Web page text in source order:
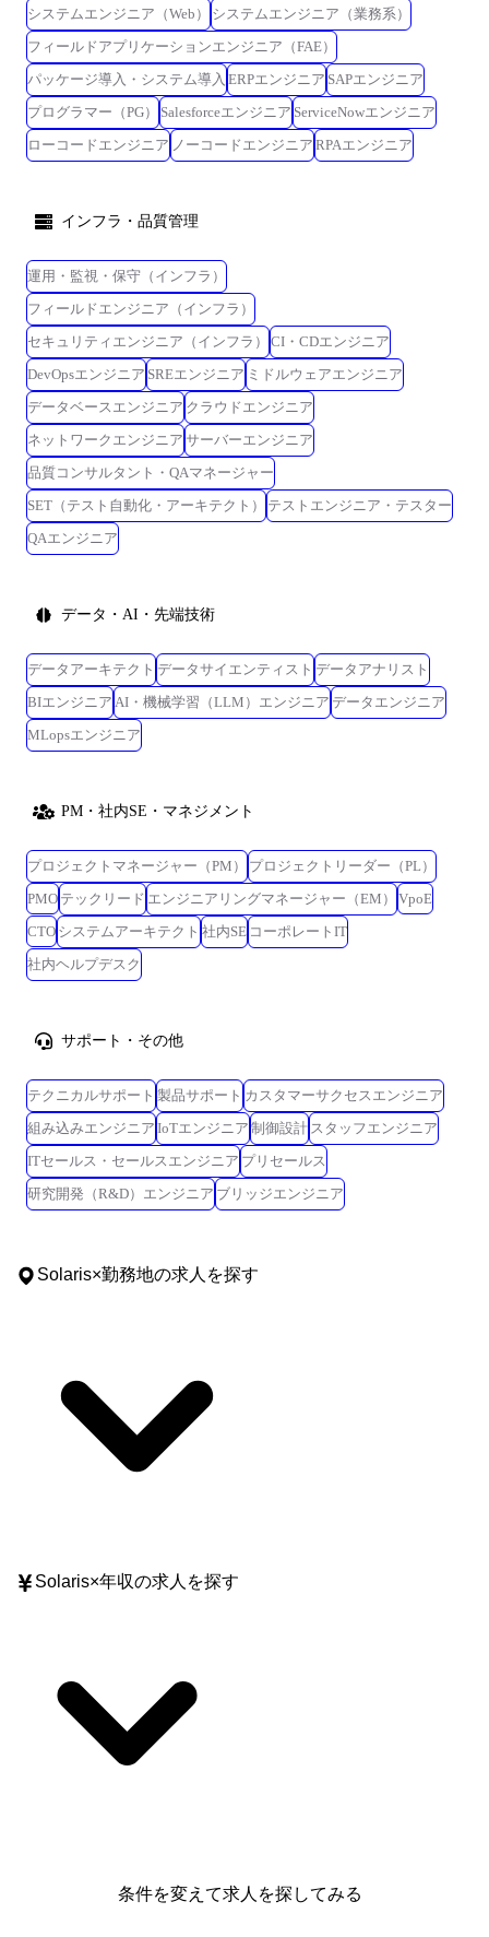
会社の定める場所(※) (※)業務の性質等に応じリモートワークを認める場
合は、リモートワークを行う場所(自宅等)を含む。
システムエンジニア（Web）
システムエンジニア（業務系）
フィールドアプリケーションエンジニア（FAE）
パッケージ導入・システム導入 ERPエンジニア SAPエンジニア
プログラマー（PG）
Salesforceエンジニア ServiceNowエンジニア
ローコードエンジニア ノーコードエンジニア RPAエンジニア
インフラ・品質管理
運用・監視・保守（インフラ）
フィールドエンジニア（インフラ）
セキュリティエンジニア（インフラ）
CI・CDエンジニア
DevOpsエンジニア SREエンジニア ミドルウェアエンジニア
データベースエンジニア クラウドエンジニア
ネットワークエンジニア サーバーエンジニア
品質コンサルタント・QAマネージャー
SET（テスト自動化・アーキテクト）
テストエンジニア・テスター
QAエンジニア
データ・AI・先端技術
データアーキテクト データサイエンティスト データアナリスト
BIエンジニア AI・機械学習（LLM）エンジニア データエンジニア
MLopsエンジニア
PM・社内SE・マネジメント
プロジェクトマネージャー（PM）
プロジェクトリーダー（PL）
PMO テックリード エンジニアリングマネージャー（EM）
VpoE
CTO システムアーキテクト 社内SE コーポレートIT
社内ヘルプデスク
サポート・その他
テクニカルサポート 製品サポート カスタマーサクセスエンジニア
組み込みエンジニア IoTエンジニア 制御設計 スタッフエンジニア
ITセールス・セールスエンジニア プリセールス
研究開発（R&D）エンジニア ブリッジエンジニア
Solaris×勤務地の求人を探す
Solaris×年収の求人を探す
条件を変えて求人を探してみる